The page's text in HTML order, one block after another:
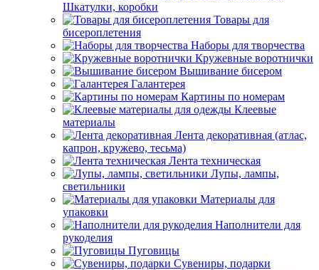
Шкатулки, коробки
Товары для
бисероплетения
Наборы для творчества
Кружевные воротнички
Вышивание бисером
Галантерея
Картины по номерам
Клеевые
материалы
Лента декоративная (атлас,
капрон, кружево, тесьма)
Лента техническая
Лупы, лампы,
светильники
Материалы для
упаковки
Наполнители для
рукоделия
Пуговицы
Сувениры, подарки